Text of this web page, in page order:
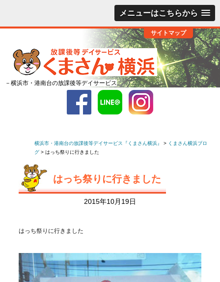
メニューはこちらから
サイトマップ
－横浜市・港南台の放課後等デイサービス
横浜市・港南台の放課後等デイサービス『くまさん横浜』 > くまさん横浜ブロ
グ > はっち祭りに行きました
はっち祭りに行きました
2015年10月19日
はっち祭りに行きました